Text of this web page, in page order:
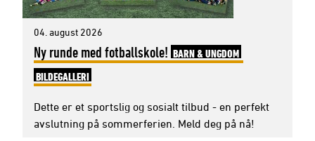
04. august 2026
Ny runde med fotballskole! BARN & UNGDOM
BILDEGALLERI
Dette er et sportslig og sosialt tilbud - en perfekt
avslutning på sommerferien. Meld deg på nå!